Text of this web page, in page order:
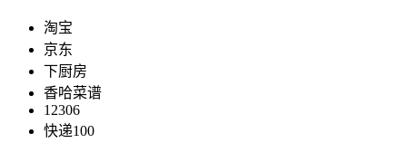
淘宝
京东
下厨房
香哈菜谱
12306
快递100